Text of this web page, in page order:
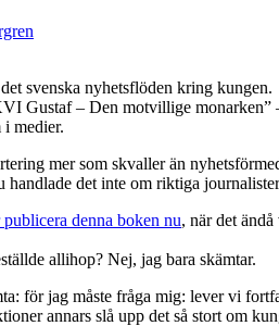
svenska nyhetsflöden kring kungen.
Gustaf – Den motvillige monarken”
i medier.
mer som skvaller än
handlade det inte om riktiga
denna boken nu, när det
allihop? Nej, jag bara skämtar.
för jag måste fråga mig: lever vi
annars slå upp det så stort om